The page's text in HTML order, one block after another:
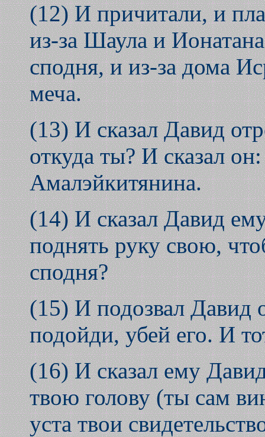
(12) И причитали, и
из-за Шаула и
сподня, и из-за дома
меча.
(13) И сказал Давид
откуда ты? И сказал
Амалэйкитянина.
(14) И сказал Давид
поднять руку свою,
сподня?
(15) И подозвал Давид
подойди, убей его. И
(16) И сказал ему
твою голову (ты сам
уста твои